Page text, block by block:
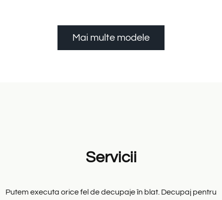
Mai multe modele
Servicii
Putem executa orice fel de decupaje în blat. Decupaj pentru